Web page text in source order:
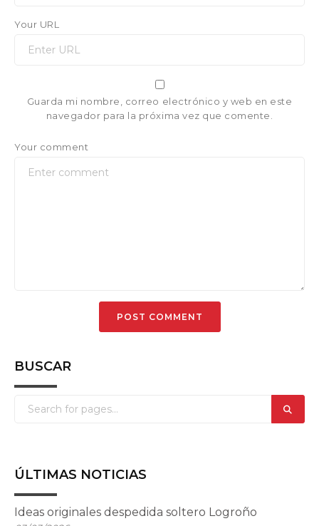
Your URL
Guarda mi nombre, correo electrónico y web en este
navegador para la próxima vez que comente.
Your comment
BUSCAR
ÚLTIMAS NOTICIAS
Ideas originales despedida soltero Logroño